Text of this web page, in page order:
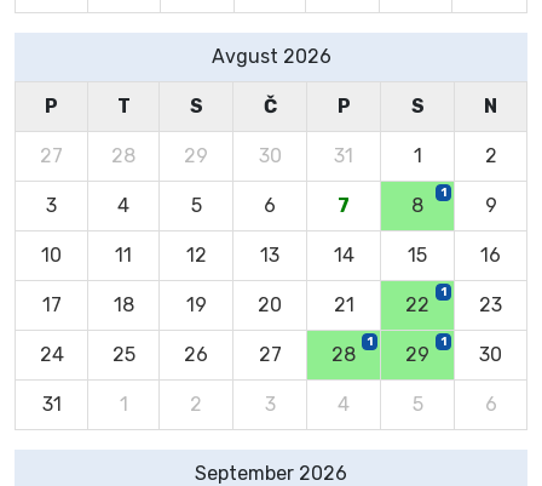
Avgust 2026
P T S Č P S N
27 28 29 30 31 1 2
3 4 5 6 7 8
1
9
10 11 12 13 14 15 16
17 18 19 20 21 22
1
23
24 25 26 27 28
1
29
1
30
31 1 2 3 4 5 6
September 2026